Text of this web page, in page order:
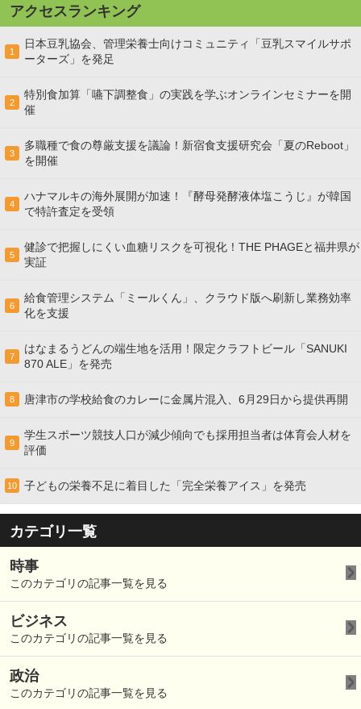
アクセスランキング
1
日本豆乳協会、管理栄養士向けコミュニティ「豆乳スマイルサポ
ーターズ」を発足
2
特別食加算「嚥下調整食」の実践を学ぶオンラインセミナーを開
催
3
多職種で食の尊厳支援を議論！新宿食支援研究会「夏のReboot」
を開催
4
ハナマルキの海外展開が加速！『酵母発酵液体塩こうじ』が韓国
で特許査定を受領
5
健診で把握しにくい血糖リスクを可視化！THE PHAGEと福井県が
実証
6
給食管理システム「ミールくん」、クラウド版へ刷新し業務効率
化を支援
7
はなまるうどんの端生地を活用！限定クラフトビール「SANUKI
870 ALE」を発売
8 唐津市の学校給食のカレーに金属片混入、6月29日から提供再開
9
学生スポーツ競技人口が減少傾向でも採用担当者は体育会人材を
評価
10 子どもの栄養不足に着目した「完全栄養アイス」を発売
カテゴリ一覧
時事
このカテゴリの記事一覧を見る
ビジネス
このカテゴリの記事一覧を見る
政治
このカテゴリの記事一覧を見る